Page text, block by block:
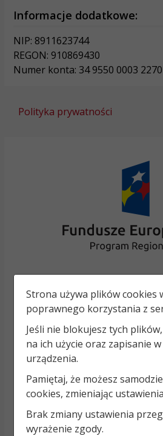
Informacje dodatkowe:
NIP: 8911623744
REGON: 910869430
Numer konta: 34 9550 0003
Polityka prywatności
Strona używa plików cookies
poprawnego korzystania z
Jeśli nie blokujesz tych
na ich użycie oraz zapisanie
urządzenia.
Pamiętaj, że możesz
cookies, zmieniając
Brak zmiany ustawienia
wyrażenie zgody.